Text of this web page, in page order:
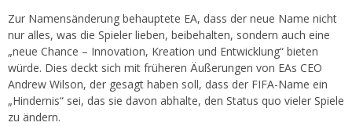
Zur Namensänderung behauptete EA, dass der neue Name nicht
nur alles, was die Spieler lieben, beibehalten, sondern auch eine
„neue Chance – Innovation, Kreation und Entwicklung“ bieten
würde. Dies deckt sich mit früheren Äußerungen von EAs CEO
Andrew Wilson, der gesagt haben soll, dass der FIFA-Name ein
„Hindernis“ sei, das sie davon abhalte, den Status quo vieler Spiele
zu ändern.